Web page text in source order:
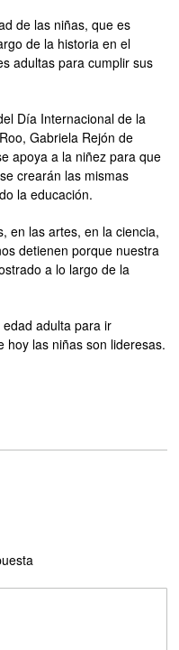
de las niñas, que es
de la historia en el
adultas para cumplir sus
Día Internacional de la
Gabriela Rejón de
apoya a la niñez para que
crearán las mismas
la educación.
en las artes, en la ciencia,
detienen porque nuestra
a lo largo de la
adulta para ir
hoy las niñas son lideresas.